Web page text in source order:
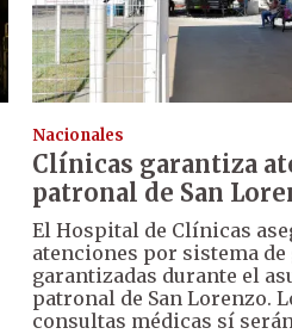
Nacionales
Clínicas garantiza
patronal de San
El Hospital de Clínicas
atenciones por sistema
garantizadas durante el
patronal de San Lorenzo.
consultas médicas sí